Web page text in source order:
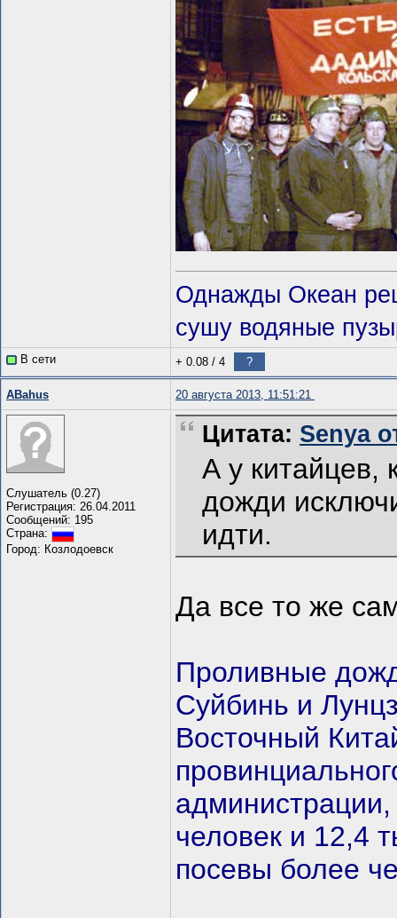
Однажды Океан
сушу водяные
В сети + 0.08 / 4 ?
ABahus 20 августа 2013, 11:51:21
Слушатель (0.27)
Регистрация: 26.04.2011
Сообщений: 195
Страна:
Город: Козлодоевск
Цитата: Senya
А у китайцев,
дожди
идти.
Да все то же
Проливные
Суйбинь и
Восточный
человек и 12,4
посевы более